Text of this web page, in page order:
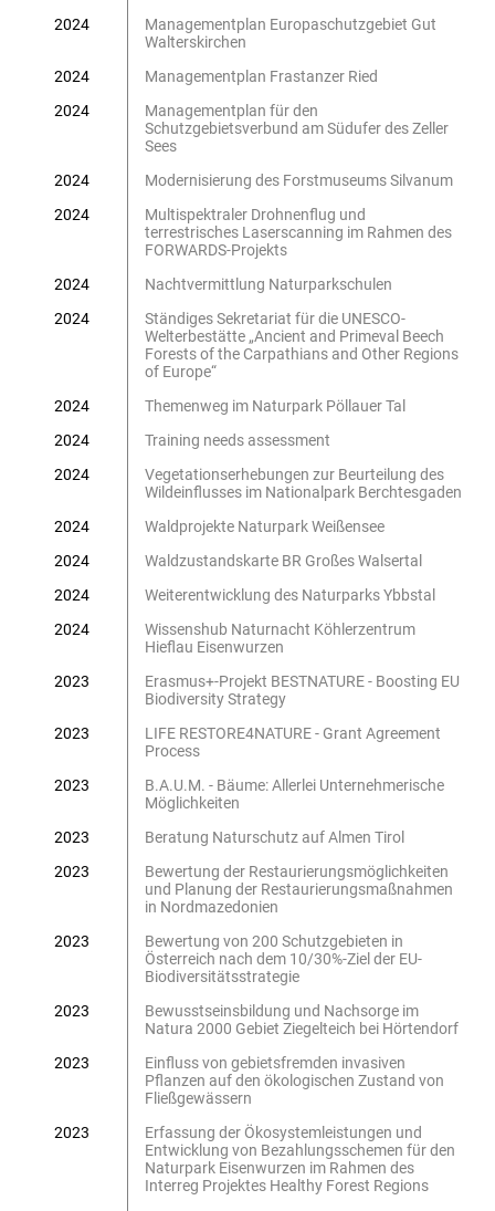
2024
Managementplan Europaschutzgebiet Gut
Walterskirchen
2024
Managementplan Frastanzer Ried
2024
Managementplan für den
Schutzgebietsverbund am Südufer des Zeller
Sees
2024
Modernisierung des Forstmuseums Silvanum
2024
Multispektraler Drohnenflug und
terrestrisches Laserscanning im Rahmen des
FORWARDS-Projekts
2024
Nachtvermittlung Naturparkschulen
2024
Ständiges Sekretariat für die UNESCO-
Welterbestätte „Ancient and Primeval Beech
Forests of the Carpathians and Other Regions
of Europe“
2024
Themenweg im Naturpark Pöllauer Tal
2024
Training needs assessment
2024
Vegetationserhebungen zur Beurteilung des
Wildeinflusses im Nationalpark Berchtesgaden
2024
Waldprojekte Naturpark Weißensee
2024
Waldzustandskarte BR Großes Walsertal
2024
Weiterentwicklung des Naturparks Ybbstal
2024
Wissenshub Naturnacht Köhlerzentrum
Hieflau Eisenwurzen
2023
Erasmus+-Projekt BESTNATURE - Boosting EU
Biodiversity Strategy
2023
LIFE RESTORE4NATURE - Grant Agreement
Process
2023
B.A.U.M. - Bäume: Allerlei Unternehmerische
Möglichkeiten
2023
Beratung Naturschutz auf Almen Tirol
2023
Bewertung der Restaurierungsmöglichkeiten
und Planung der Restaurierungsmaßnahmen
in Nordmazedonien
2023
Bewertung von 200 Schutzgebieten in
Österreich nach dem 10/30%-Ziel der EU-
Biodiversitätsstrategie
2023
Bewusstseinsbildung und Nachsorge im
Natura 2000 Gebiet Ziegelteich bei Hörtendorf
2023
Einfluss von gebietsfremden invasiven
Pflanzen auf den ökologischen Zustand von
Fließgewässern
2023
Erfassung der Ökosystemleistungen und
Entwicklung von Bezahlungsschemen für den
Naturpark Eisenwurzen im Rahmen des
Interreg Projektes Healthy Forest Regions